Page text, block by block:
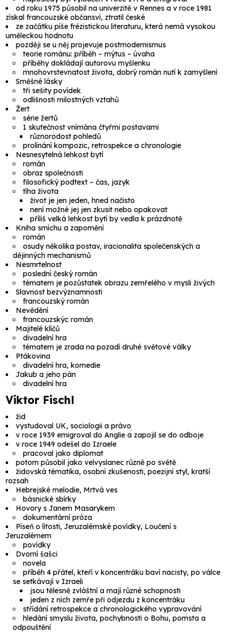
od roku 1975 působil na univerzitě v Rennes a v roce 1981
získal francouzské občansví, ztratil české
ze začátku píše frézistickou literaturu, která nemá vysokou
uměleckou hodnotu
později se u něj projevuje postmodernismus
teorie románu: příběh – mýtus – úvaha
příběhy dokládají autorovu myšlenku
mnohovrstevnatost života, dobrý román nutí k zamyšlení
Směšné lásky
tři sešity povídek
odlišnosti milostných vztahů
Žert
série žertů
1 skutečnost vnímána čtyřmi postavami
různorodost pohledů
prolínání kompozic, retrospekce a chronologie
Nesnesytelná lehkost bytí
román
obraz společnosti
filosofický podtext – čas, jazyk
tíha života
život je jen jeden, hned načisto
není možné jej jen zkusit nebo opakovat
příliš velká lehkost bytí by vedla k prázdnotě
Kniha smíchu a zapomění
román
osudy několika postav, iracionalita společenských a
dějinných mechanismů
Nesmrtelnost
poslední český román
tématem je pozůstatek obrazu zemřelého v mysli živých
Slavnost bezvýznamnosti
francouzský román
Nevědění
francouzskýc román
Majitelé klíčů
divadelní hra
tématem je zrada na pozadí druhé světové války
Ptákovina
divadelní hra, komedie
Jakub a jeho pán
divadelní hra
Viktor Fischl
žid
vystudoval UK, sociologii a právo
v roce 1939 emigroval do Anglie a zapojil se do odboje
v roce 1949 odešel do Izraele
pracoval jako diplomat
potom působil jako velvyslanec různě po světě
židovská tématika, osobní zkušenosti, poezijní styl, kratší
rozsah
Hebrejské melodie, Mrtvá ves
básnické sbírky
Hovory s Janem Masarykem
dokumentární próza
Píseň o lítosti, Jeruzalémské povídky, Loučení s
Jeruzalémem
povídky
Dvorní šašci
novela
příběh 4 přátel, kteří v koncentráku baví nacisty, po válce
se setkávají v Izraeli
jsou tělesně zvláštní a mají různé schopnosti
jeden z nich zemře při odjezdu z koncentráku
střídání retrospekce a chronologického vypravování
hledání smyslu života, pochybnosti o Bohu, pomsta a
odpouštění